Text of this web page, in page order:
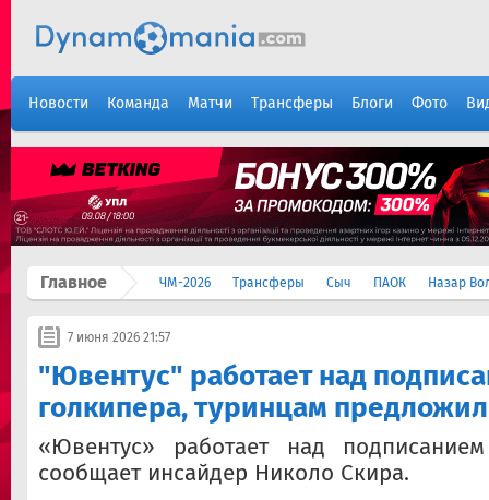
Новости Команда Матчи Трансферы Блоги Фото
Главное ЧМ-2026 Трансферы Сыч ПАОК Назар
7 июня 2026 21:57
"Ювентус" работает над
голкипера, туринцам
«Ювентус» работает над
сообщает инсайдер Николо Скира.